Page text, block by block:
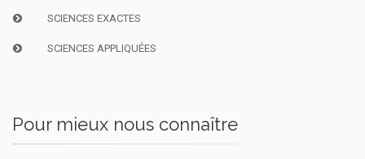
SCIENCES EXACTES
SCIENCES APPLIQUÉES
Pour mieux nous connaître